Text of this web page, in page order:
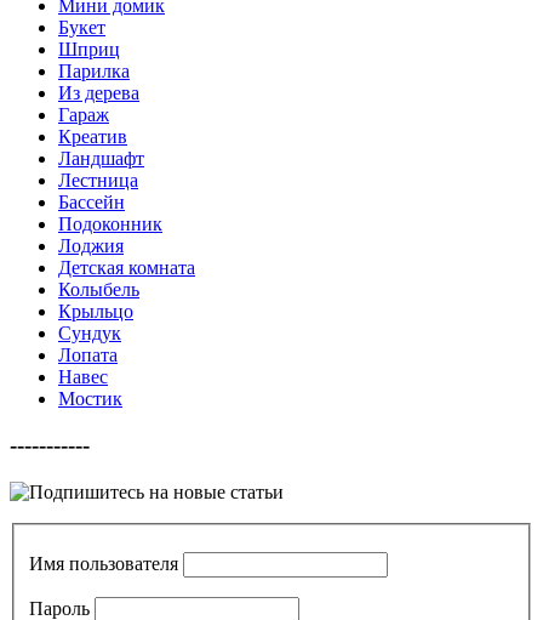
Мини домик
Букет
Шприц
Парилка
Из дерева
Гараж
Креатив
Ландшафт
Лестница
Бассейн
Подоконник
Лоджия
Детская комната
Колыбель
Крыльцо
Сундук
Лопата
Навес
Мостик
-----------
Имя пользователя
Пароль